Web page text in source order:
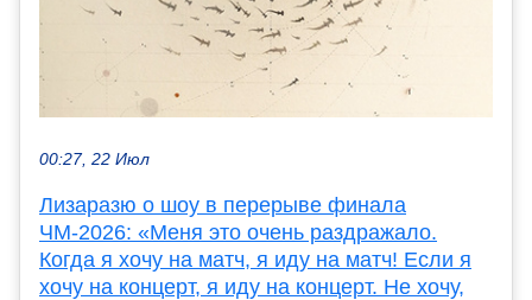
00:27, 22 Июл
Лизаразю о шоу в перерыве финала
ЧМ-2026: «Меня это очень раздражало.
Когда я хочу на матч, я иду на матч! Если я
хочу на концерт, я иду на концерт. Не хочу,